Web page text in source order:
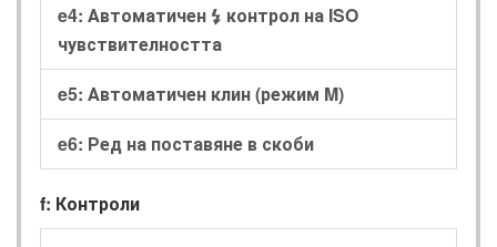
e4: Автоматичен c контрол на ISO
чувствителността
e5: Автоматичен клин (режим M)
e6: Ред на поставяне в скоби
f: Контроли